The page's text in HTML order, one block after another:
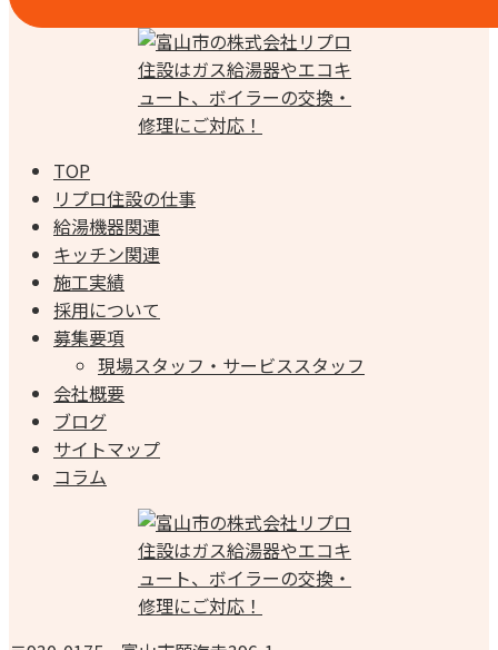
TOP
リプロ住設の仕事
給湯機器関連
キッチン関連
施工実績
採用について
募集要項
現場スタッフ・サービススタッフ
会社概要
ブログ
サイトマップ
コラム